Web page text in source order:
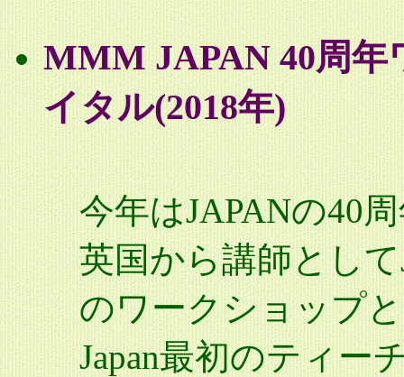
MMM JAPAN 40周
イタル(2018年)
今年はJAPANの40
英国から講師として
のワークショップ
Japan最初のティー